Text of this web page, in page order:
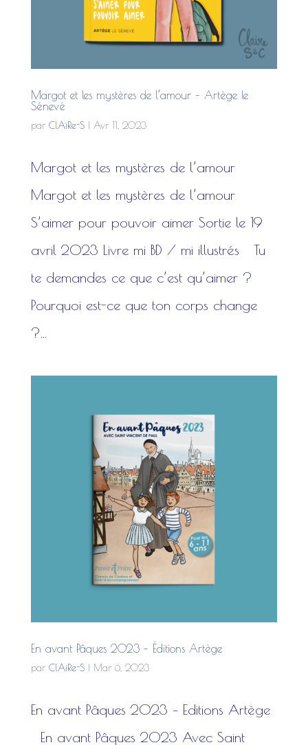
Margot et les mystères de l’amour – Artège le
Sénevé
par ClAiRe-S| Avr 11, 2023
Margot et les mystères de l’amour
Margot et les mystères de l’amour
S’aimer pour pouvoir aimer Sortie le 19
avril 2023 Livre mi BD / mi illustrés Tu
te demandes ce que c’est qu’aimer ?
Pourquoi est-ce que ton corps change
?...
En avant Pâques 2023 – Éditions Artège
par ClAiRe-S| Mar 6, 2023
En avant Pâques 2023 – Editions Artège
En avant Pâques 2023 Avec Saint